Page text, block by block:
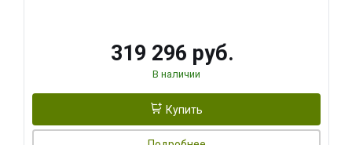
319 296 руб.
В наличии
Купить